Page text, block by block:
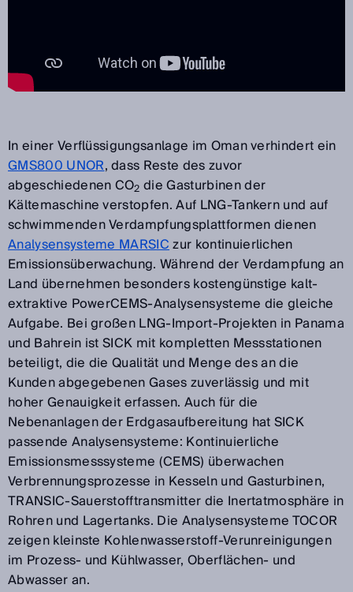
In einer Verflüssigungsanlage im Oman verhindert ein
GMS800 UNOR, dass Reste des zuvor
abgeschiedenen CO2 die Gasturbinen der
Kältemaschine verstopfen. Auf LNG-Tankern und auf
schwimmenden Verdampfungsplattformen dienen
Analysensysteme MARSICzur kontinuierlichen
Emissionsüberwachung. Während der Verdampfung an
Land übernehmen besonders kostengünstige kalt-
extraktive PowerCEMS-Analysensysteme die gleiche
Aufgabe. Bei großen LNG-Import-Projekten in Panama
und Bahrein ist SICK mit kompletten Messstationen
beteiligt, die die Qualität und Menge des an die
Kunden abgegebenen Gases zuverlässig und mit
hoher Genauigkeit erfassen. Auch für die
Nebenanlagen der Erdgasaufbereitung hat SICK
passende Analysensysteme: Kontinuierliche
Emissionsmesssysteme (CEMS) überwachen
Verbrennungsprozesse in Kesseln und Gasturbinen,
TRANSIC-Sauerstofftransmitter die Inertatmosphäre in
Rohren und Lagertanks. Die Analysensysteme TOCOR
zeigen kleinste Kohlenwasserstoff-Verunreinigungen
im Prozess- und Kühlwasser, Oberflächen- und
Abwasser an.